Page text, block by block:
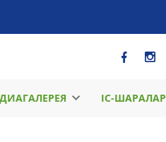
ІС-ШАРАЛАР